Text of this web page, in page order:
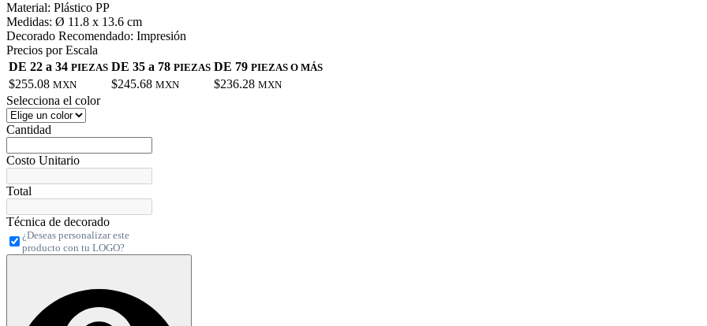
Material: Plástico PP
Medidas: Ø 11.8 x 13.6 cm
Decorado Recomendado: Impresión
Precios por Escala
DE 22 a 34 PIEZAS DE 35 a 78 PIEZAS DE 79 PIEZAS O MÁS
$255.08 MXN $245.68 MXN $236.28 MXN
Selecciona el color
Cantidad
Costo Unitario
Total
Técnica de decorado
¿Deseas personalizar este
producto con tu LOGO?